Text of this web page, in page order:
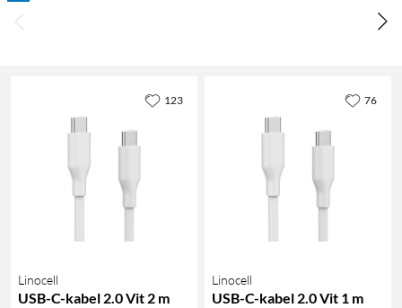
Linocell
USB-C-kabel 2.0 Vit 2 m
123
Linocell
USB-C-kabel 2.0 Vit 1 m
76